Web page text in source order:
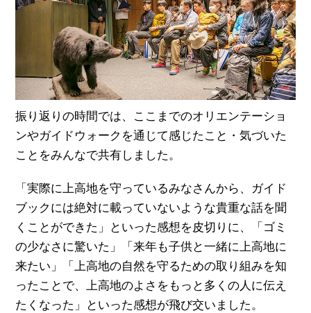
振り返りの時間では、ここまでのオリエンテーショ
ンやガイドウォークを通じて感じたこと・気づいた
ことをみんなで共有しました。
「実際に上高地を守っているみなさんから、ガイド
ブックには絶対に載っていないような貴重な話を聞
くことができた」といった感想を皮切りに、「ゴミ
の少なさに驚いた」「来年も子供と一緒に上高地に
来たい」「上高地の自然を守るための取り組みを知
ったことで、上高地のよさをもっと多くの人に伝え
たくなった」といった感想が飛び交いました。